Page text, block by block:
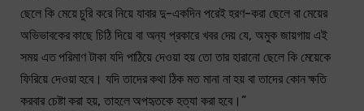
ছেলে কি মেয়ে চুরি করে নিয়ে যাবার দু-একদিন পরেই হরণ-করা ছেলে বা মেয়ের
অভিভাবকের কাছে চিঠি দিয়ে বা অন্য প্রকারে খবর দেয় যে, অমুক জায়গায় এই
সময় এত পরিমাণ টাকা যদি পাঠিয়ে দেওয়া হয় তো তার হারানো ছেলে কি মেয়েকে
ফিরিয়ে দেওয়া হবে। যদি তাদের কথা ঠিক মত মানা না হয় বা তাদের কোন ক্ষতি
করবার চেষ্টা করা হয়, তাহলে অপহৃতকে হত্যা করা হবে।”